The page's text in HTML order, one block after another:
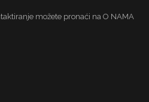
možete pronaći na O NAMA